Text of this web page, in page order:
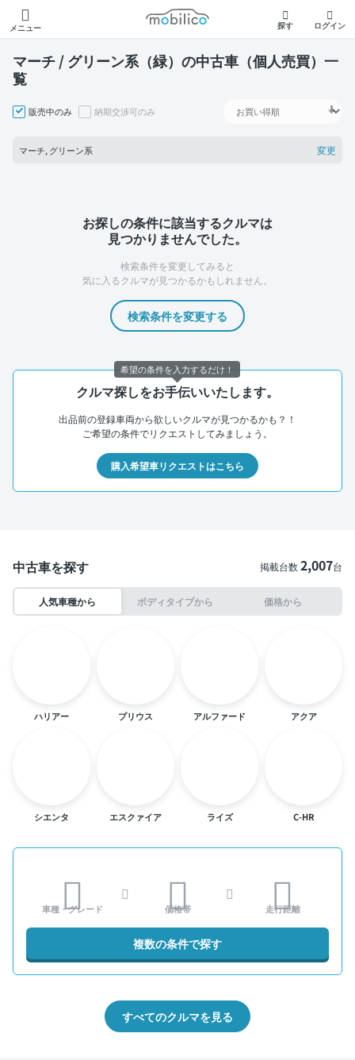
メニュー
モビリコ
探す ログイン
マーチ / グリーン系（緑）の中古車（個人売買）一
覧
販売中のみ 納期交渉可のみ
マーチ, グリーン系 変更
お探しの条件に該当するクルマは
見つかりませんでした。
検索条件を変更してみると
気に入るクルマが見つかるかもしれません。
検索条件を変更する
クルマ探しをお手伝いいたします。
出品前の登録車両から欲しいクルマが見つかるかも？！
ご希望の条件でリクエストしてみましょう。
購入希望車リクエストはこちら
中古車を探す 掲載台数2,007台
人気車種から ボディタイプから 価格から
ハリアー プリウス アルファード アクア
シエンタ エスクァイア ライズ C-HR
車種・グレード 価格帯 走行距離
複数の条件で探す
すべてのクルマを見る
希望の条件を入力するだけ！